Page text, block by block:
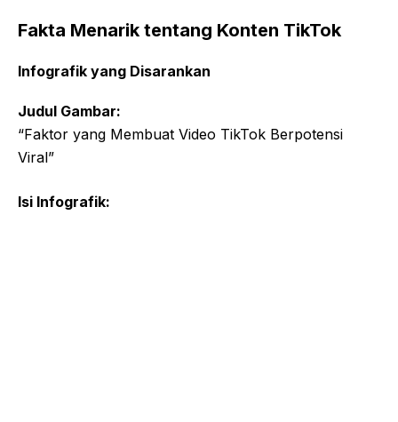
Fakta Menarik tentang Konten TikTok
Infografik yang Disarankan
Judul Gambar:
“Faktor yang Membuat Video TikTok Berpotensi
Viral”
Isi Infografik: